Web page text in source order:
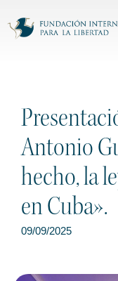
Antonio
hecho, la
en Cuba».
09/09/2025